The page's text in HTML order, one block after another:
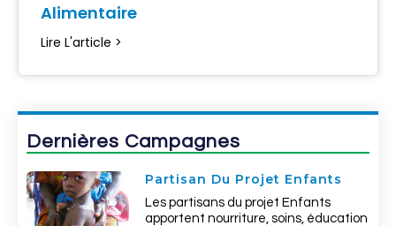
Alimentaire
Lire L'article >
Dernières Campagnes
Partisan Du Projet Enfants
Les partisans du projet Enfants
apportent nourriture, soins, éducation